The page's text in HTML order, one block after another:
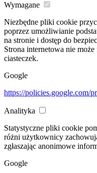
Wymagane
Niezbędne pliki cookie
poprzez umożliwianie
na stronie i dostęp do
Strona internetowa nie
ciasteczek.
Google
https://policies.google.com/
Analityka
Statystyczne pliki cookie
różni użytkownicy
zgłaszając anonimowe
Google